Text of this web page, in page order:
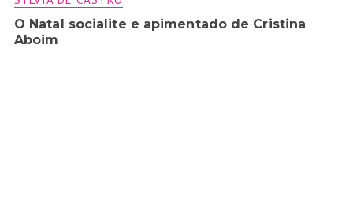
O Natal socialite e apimentado de Cristina
Aboim